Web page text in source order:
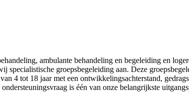
ambulante behandeling en begeleiding en
groepsbegeleiding aan. Deze
4 tot 18 jaar met een ontwikkelingsachterstand,
is één van onze belangrijkste